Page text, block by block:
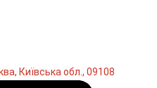
Київська обл., 09108